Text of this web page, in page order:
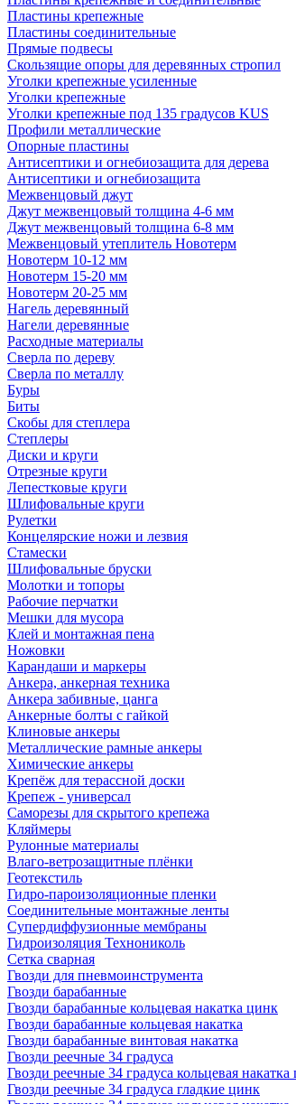
Пластины крепежные
Пластины соединительные
Прямые подвесы
Скользящие опоры для деревянных стропил
Уголки крепежные усиленные
Уголки крепежные
Уголки крепежные под 135 градусов KUS
Профили металлические
Опорные пластины
Антисептики и огнебиозащита для дерева
Антисептики и огнебиозащита
Межвенцовый джут
Джут межвенцовый толщина 4-6 мм
Джут межвенцовый толщина 6-8 мм
Межвенцовый утеплитель Новотерм
Новотерм 10-12 мм
Новотерм 15-20 мм
Новотерм 20-25 мм
Нагель деревянный
Нагели деревянные
Расходные материалы
Сверла по дереву
Сверла по металлу
Буры
Биты
Скобы для степлера
Степлеры
Диски и круги
Отрезные круги
Лепестковые круги
Шлифовальные круги
Рулетки
Концелярские ножи и лезвия
Стамески
Шлифовальные бруски
Молотки и топоры
Рабочие перчатки
Мешки для мусора
Клей и монтажная пена
Ножовки
Карандаши и маркеры
Анкера, анкерная техника
Анкера забивные, цанга
Анкерные болты с гайкой
Клиновые анкеры
Металлические рамные анкеры
Химические анкеры
Крепёж для терассной доски
Крепеж - универсал
Саморезы для скрытого крепежа
Кляймеры
Рулонные материалы
Влаго-ветрозащитные плёнки
Геотекстиль
Гидро-пароизоляционные пленки
Соединительные монтажные ленты
Супердиффузионные мембраны
Гидроизоляция Технониколь
Сетка сварная
Гвозди для пневмоинструмента
Гвозди барабанные
Гвозди барабанные кольцевая накатка цинк
Гвозди барабанные кольцевая накатка
Гвозди барабанные винтовая накатка
Гвозди реечные 34 градуса
Гвозди реечные 34 градуса кольцевая
Гвозди реечные 34 градуса гладкие цинк